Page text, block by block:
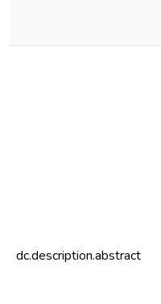
dc.description.abstract